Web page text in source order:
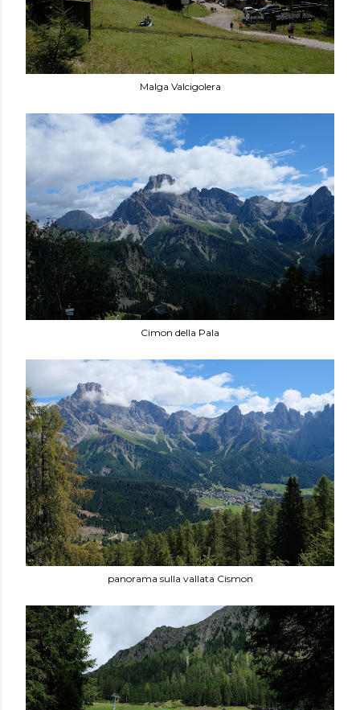
Malga Valcigolera
Cimon della Pala
panorama sulla vallata Cismon